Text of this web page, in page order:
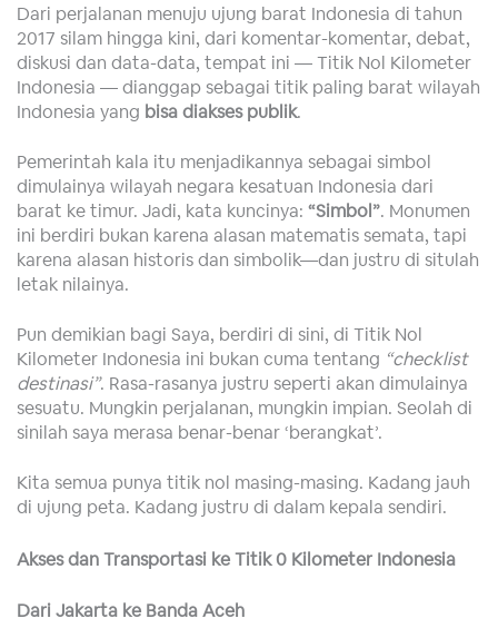
Dari perjalanan menuju ujung barat Indonesia di tahun
2017 silam hingga kini, dari komentar-komentar, debat,
diskusi dan data-data, tempat ini — Titik Nol Kilometer
Indonesia — dianggap sebagai titik paling barat wilayah
Indonesia yang bisa diakses publik.
Pemerintah kala itu menjadikannya sebagai simbol
dimulainya wilayah negara kesatuan Indonesia dari
barat ke timur. Jadi, kata kuncinya: “Simbol”. Monumen
ini berdiri bukan karena alasan matematis semata, tapi
karena alasan historis dan simbolik—dan justru di situlah
letak nilainya.
Pun demikian bagi Saya, berdiri di sini, di Titik Nol
Kilometer Indonesia ini bukan cuma tentang “checklist
destinasi”. Rasa-rasanya justru seperti akan dimulainya
sesuatu. Mungkin perjalanan, mungkin impian. Seolah di
sinilah saya merasa benar-benar ‘berangkat’.
Kita semua punya titik nol masing-masing. Kadang jauh
di ujung peta. Kadang justru di dalam kepala sendiri.
Akses dan Transportasi ke Titik 0 Kilometer Indonesia
Dari Jakarta ke Banda Aceh